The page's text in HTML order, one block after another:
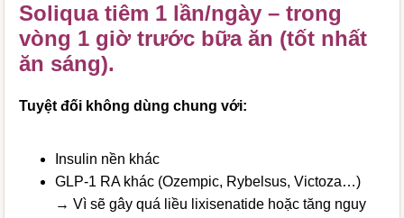
Soliqua tiêm 1 lần/ngày – trong
vòng 1 giờ trước bữa ăn (tốt nhất
ăn sáng).
Tuyệt đối không dùng chung với:
Insulin nền khác
GLP-1 RA khác (Ozempic, Rybelsus, Victoza…)
→ Vì sẽ gây quá liều lixisenatide hoặc tăng nguy